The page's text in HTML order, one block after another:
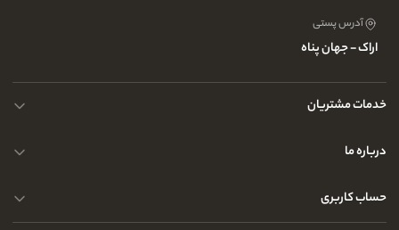
آدرس پستی
اراک - جهان پناه
خدمات مشتریان
حریم خصوصی کاربران
تماس با ما
درباره ما
سوالات متداول
آدرس فروشگاه
حساب کاربری